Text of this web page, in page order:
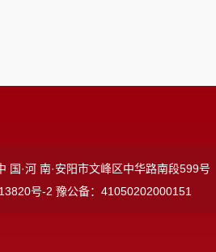
国·河 南·安阳市文峰区中华路南段599
号-2 豫公备：41050202000151